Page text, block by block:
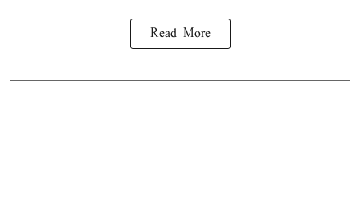
Read More